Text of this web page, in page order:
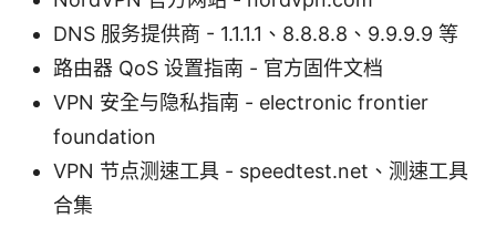
DNS 服务提供商 - 1.1.1.1、8.8.8.8、9.9.9.9 等
路由器 QoS 设置指南 - 官方固件文档
VPN 安全与隐私指南 - electronic frontier
foundation
VPN 节点测速工具 - speedtest.net、测速工具
合集